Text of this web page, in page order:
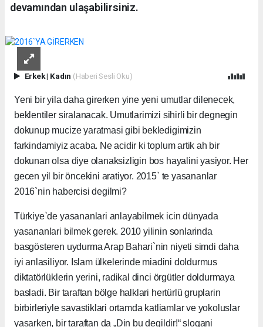
devamından ulaşabilirsiniz.
Erkek| Kadın (Haberi Sesli Oku)
Yeni bir yila daha girerken yine yeni umutlar dilenecek,
beklentiler siralanacak. Umutlarimizi sihirli bir degnegin
dokunup mucize yaratmasi gibi bekledigimizin
farkindamiyiz acaba. Ne acidir ki toplum artik ah bir
dokunan olsa diye olanaksizligin bos hayalini yasiyor. Her
gecen yil bir öncekini aratiyor. 2015` te yasananlar
2016`nin habercisi degilmi?
Türkiye`de yasananlari anlayabilmek icin dünyada
yasananlari bilmek gerek. 2010 yilinin sonlarinda
basgösteren uydurma Arap Bahari`nin niyeti simdi daha
iyi anlasiliyor. Islam ülkelerinde miadini doldurmus
diktatörlüklerin yerini, radikal dinci örgütler doldurmaya
basladi. Bir taraftan bölge halklari hertürlü gruplarin
birbirleriyle savastiklari ortamda katliamlar ve yokoluslar
yasarken, bir taraftan da „Din bu degildir!“ slogani